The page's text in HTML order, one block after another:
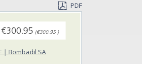
PDF
€300.95 (€300.95 )
| Bombadil SA